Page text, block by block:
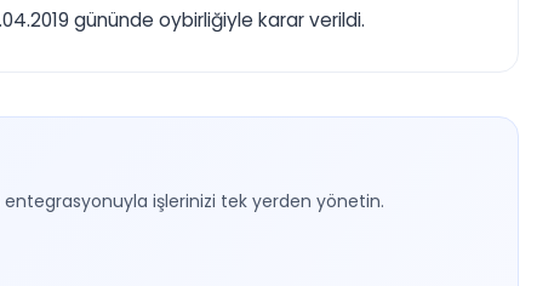
gününde oybirliğiyle karar verildi.
entegrasyonuyla işlerinizi tek yerden yönetin.